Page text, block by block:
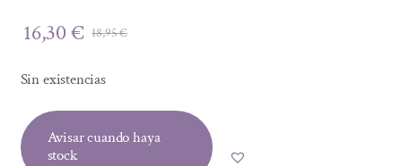
18,95€El
era:
18,95 €.
16,30€
El
es:
16,30 €.
Sin existencias
Avisar cuando haya
stock